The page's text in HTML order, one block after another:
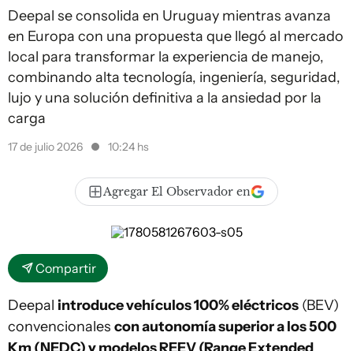
Deepal se consolida en Uruguay mientras avanza
en Europa con una propuesta que llegó al mercado
local para transformar la experiencia de manejo,
combinando alta tecnología, ingeniería, seguridad,
lujo y una solución definitiva a la ansiedad por la
carga
17 de julio 2026 10:24 hs
Agregar El Observador en
Compartir
Deepal introduce vehículos 100% eléctricos (BEV)
convencionales con autonomía superior a los 500